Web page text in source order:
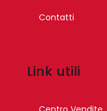
Contatti
Link utili